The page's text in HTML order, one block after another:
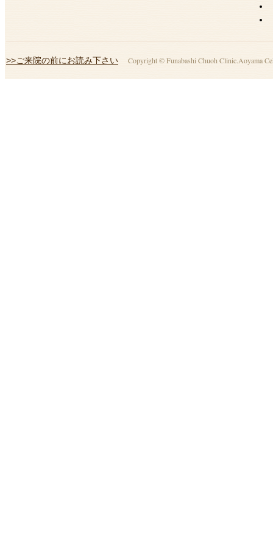
>>ご来院の前にお読み下さい Copyright © Funabashi Chuoh Clinic.Aoyama